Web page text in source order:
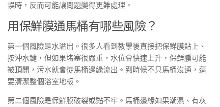
誤時，反而可能讓問題變得更難處理。
用保鮮膜通馬桶有哪些風險？
第一個風險是水溢出。很多人看到教學後直接把保鮮膜貼上、
按沖水鍵，但如果堵塞很嚴重，水位會快速上升，保鮮膜可能
被頂開，污水就會從馬桶邊緣流出。到時候不只馬桶沒通，還
要清潔整個浴室地板。
第二個風險是保鮮膜破裂或黏不牢。馬桶邊緣如果潮濕、有灰